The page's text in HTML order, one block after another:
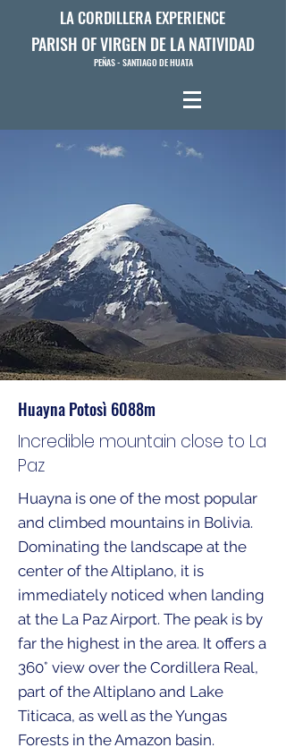
LA CORDILLERA EXPERIENCE
PARISH OF VIRGEN DE LA NATIVIDAD
PEÑAS - SANTIAGO DE HUATA
Huayna Potosì 6088m
Incredible mountain close to La
Paz
Huayna is one of the most popular
and climbed mountains in Bolivia.
Dominating the landscape at the
center of the Altiplano, it is
immediately noticed when landing
at the La Paz Airport. The peak is by
far the highest in the area. It offers a
360° view over the Cordillera Real,
part of the Altiplano and Lake
Titicaca, as well as the Yungas
Forests in the Amazon basin.